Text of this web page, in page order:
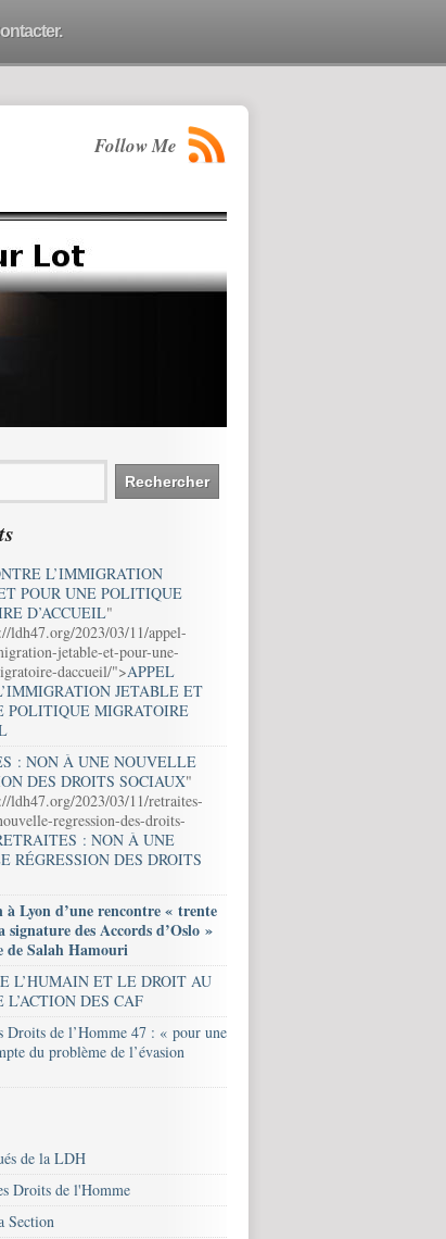
Follow Me
L’IMMIGRATION
POUR UNE POLITIQUE
D’ACCUEIL"
ldh47.org/2023/03/11/appel-
jetable-et-pour-une-
daccueil/">APPEL
JETABLE ET
POLITIQUE MIGRATOIRE
: NON À UNE NOUVELLE
DES DROITS SOCIAUX"
ldh47.org/2023/03/11/retraites-
regression-des-droits-
: NON À UNE
RÉGRESSION DES DROITS
Lyon d’une rencontre « trente
signature des Accords d’Oslo »
de Salah Hamouri
L’HUMAIN ET LE DROIT AU
L’ACTION DES CAF
Droits de l’Homme 47 : « pour une
du problème de l’évasion
de la LDH
Droits de l'Homme
Section